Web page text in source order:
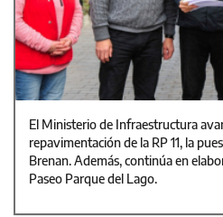
El Ministerio de Infraestructura
repavimentación de la RP 11, la
Brenan. Además, continúa en
Paseo Parque del Lago.